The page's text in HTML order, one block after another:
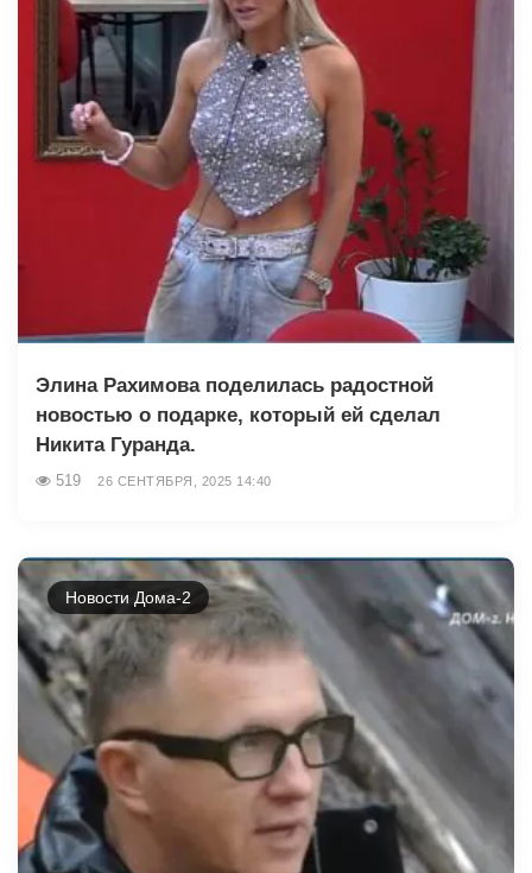
Элина Рахимова поделилась радостной
новостью о подарке, который ей сделал
Никита Гуранда.
519 26 СЕНТЯБРЯ, 2025 14:40
Новости Дома-2